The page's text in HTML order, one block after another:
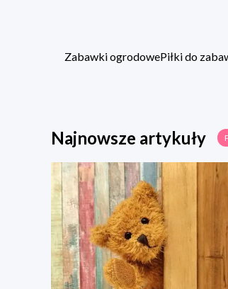
Zabawki ogrodowePiłki do
Najnowsze artykuły